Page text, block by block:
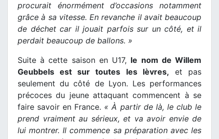
procurait énormément d’occasions notamment
grâce à sa vitesse. En revanche il avait beaucoup
de déchet car il jouait parfois sur un côté, et il
perdait beaucoup de ballons. »
Suite à cette saison en U17, le nom de Willem
Geubbels est sur toutes les lèvres, et pas
seulement du côté de Lyon. Les performances
précoces du jeune attaquant commencent à se
faire savoir en France. « À partir de là, le club le
prend vraiment au sérieux, et va avoir envie de
lui montrer. Il commence sa préparation avec les